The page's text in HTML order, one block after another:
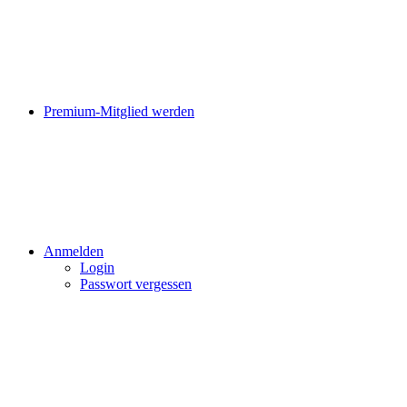
Premium-Mitglied werden
Anmelden
Login
Passwort vergessen